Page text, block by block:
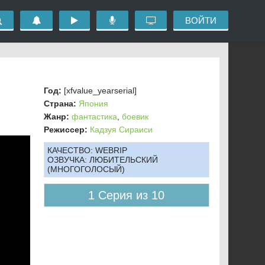
ВОЙТИ
Год: [xfvalue_yearserial]
Страна: Япония
Жанр: фантастика боевик
Режиссер: Кадзуя Сираиси
КАЧЕСТВО: WEBRIP
ОЗВУЧКА: ЛЮБИТЕЛЬСКИЙ
(МНОГОГОЛОСЫЙ)
1 Серия из 10